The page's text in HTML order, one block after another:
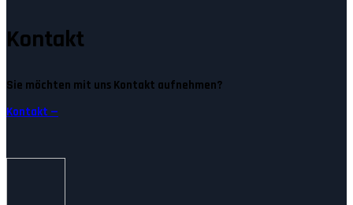
Kontakt
Sie möchten mit uns Kontakt aufnehmen?
Kontakt —